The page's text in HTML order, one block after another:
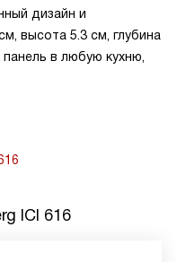
дизайн и
высота 5.3 см, глубина
в любую кухню,
ICI 616